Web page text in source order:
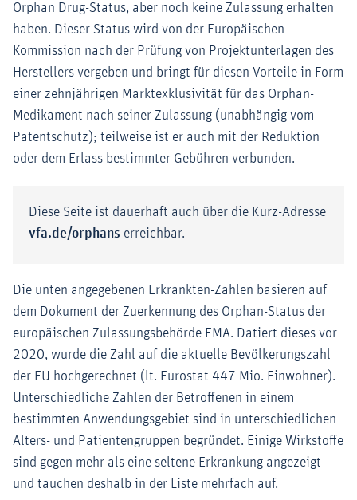
Orphan Drug-Status, aber noch keine Zulassung erhalten
haben. Dieser Status wird von der Europäischen
Kommission nach der Prüfung von Projektunterlagen des
Herstellers vergeben und bringt für diesen Vorteile in Form
einer zehnjährigen Marktexklusivität für das Orphan-
Medikament nach seiner Zulassung (unabhängig vom
Patentschutz); teilweise ist er auch mit der Reduktion
oder dem Erlass bestimmter Gebühren verbunden.
Diese Seite ist dauerhaft auch über die Kurz-Adresse
vfa.de/orphans erreichbar.
Die unten angegebenen Erkrankten-Zahlen basieren auf
dem Dokument der Zuerkennung des Orphan-Status der
europäischen Zulassungsbehörde EMA. Datiert dieses vor
2020, wurde die Zahl auf die aktuelle Bevölkerungszahl
der EU hochgerechnet (lt. Eurostat 447 Mio. Einwohner).
Unterschiedliche Zahlen der Betroffenen in einem
bestimmten Anwendungsgebiet sind in unterschiedlichen
Alters- und Patientengruppen begründet. Einige Wirkstoffe
sind gegen mehr als eine seltene Erkrankung angezeigt
und tauchen deshalb in der Liste mehrfach auf.